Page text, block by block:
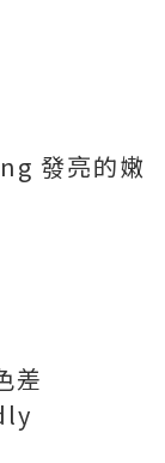
發亮的嫩
差